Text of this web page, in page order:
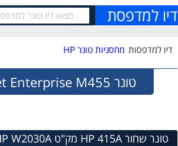
דיו למדפסת
דיו למדפסות מחסניות טונר HP
טונר HP Color LaserJet Enterprise M455
טונר שחור HP 415A מק"ט HP 415A Black Toner Cartridge HP W2030A